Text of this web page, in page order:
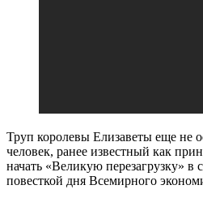
Труп королевы Елизаветы еще не
человек, ранее известный как
начать «Великую перезагрузку» в
повесткой дня Всемирного